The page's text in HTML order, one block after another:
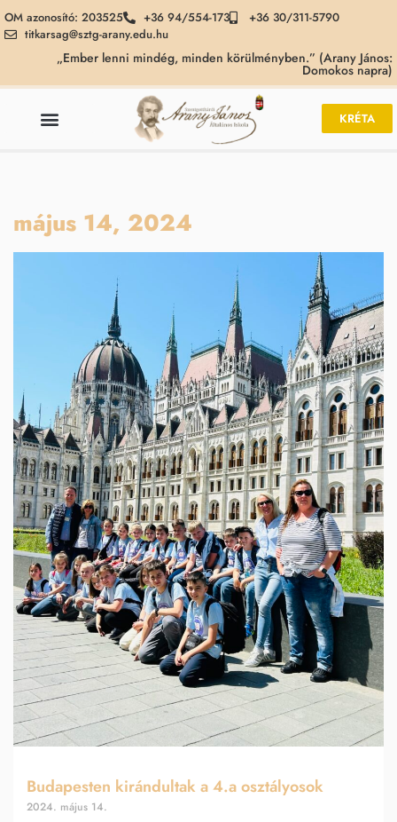
OM azonosító: 203525 +36 94/554-173
+36 30/311-5790
titkarsag@sztg-arany.edu.hu
„Ember lenni mindég, minden körülményben.” (Arany János:
Domokos napra)
KRÉTA
május 14, 2024
Budapesten kirándultak a 4.a osztályosok
2024. május 14.